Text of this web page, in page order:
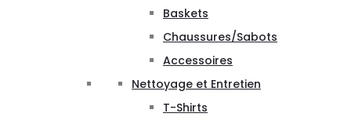
Baskets
Chaussures/Sabots
Accessoires
Nettoyage et Entretien
T-Shirts